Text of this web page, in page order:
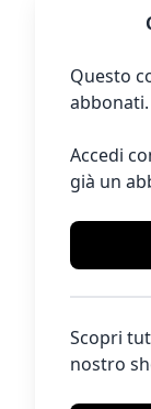
Questo
abbonati.
Accedi
già un
Scopri
nostro